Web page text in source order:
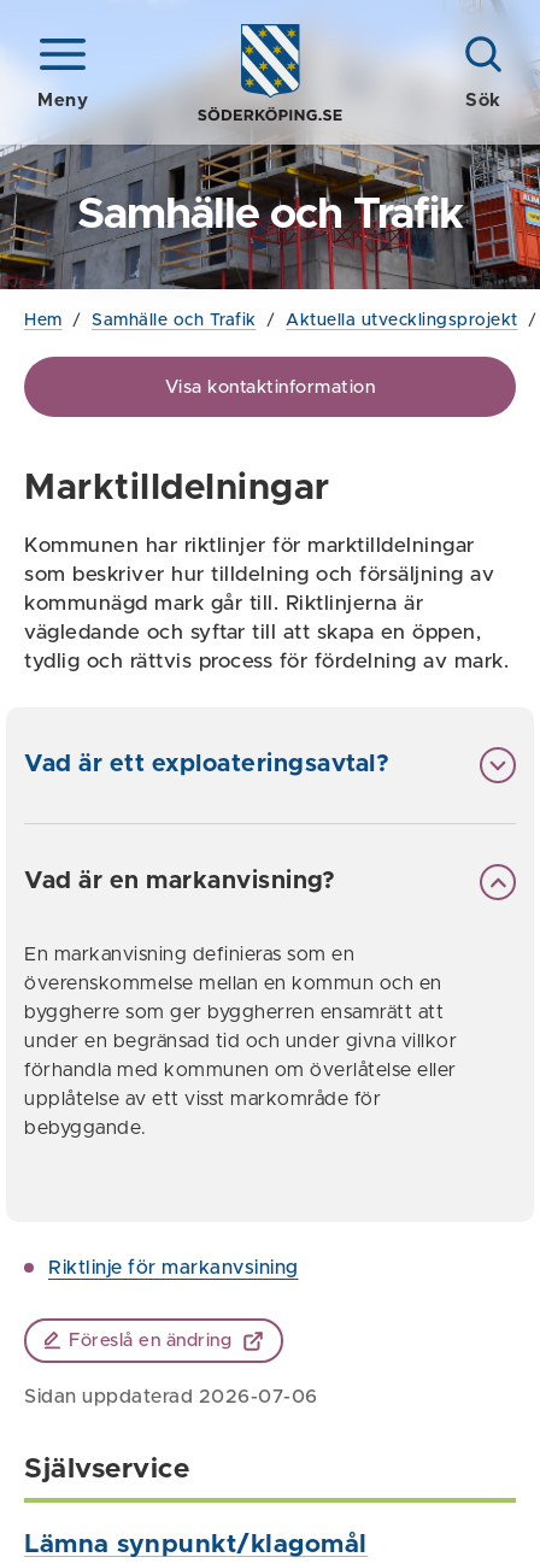
Meny Sök
Samhälle och Trafik
Hem / Samhälle och Trafik / Aktuella utvecklingsprojekt
Visa kontaktinformation
Marktilldelningar
Kommunen har riktlinjer för marktilldelningar
som beskriver hur tilldelning och försäljning av
kommunägd mark går till. Riktlinjerna är
vägledande och syftar till att skapa en öppen,
tydlig och rättvis process för fördelning av mark.
Vad är ett exploateringsavtal?
Vad är en markanvisning?
En markanvisning definieras som en
överenskommelse mellan en kommun och en
byggherre som ger byggherren ensamrätt att
under en begränsad tid och under givna villkor
förhandla med kommunen om överlåtelse eller
upplåtelse av ett visst markområde för
bebyggande.
Riktlinje för markanvsining
Föreslå en ändring
Sidan uppdaterad 2026-07-06
Självservice
Lämna synpunkt/klagomål